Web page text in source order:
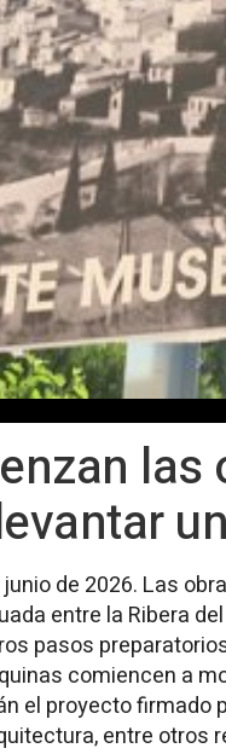
las
de 2026. Las
entre la Ribera
pasos
comiencen a
el proyecto firmado
entre otros